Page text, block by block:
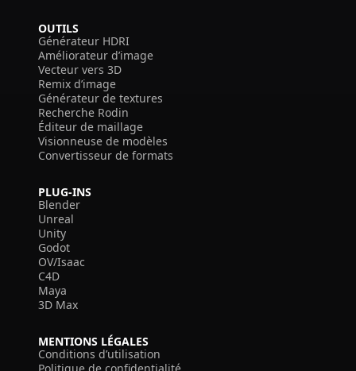
OUTILS
Générateur HDRI
Améliorateur d’image
Vecteur vers 3D
Remix d’image
Générateur de textures
Recherche Rodin
Éditeur de maillage
Visionneuse de modèles
Convertisseur de formats
PLUG-INS
Blender
Unreal
Unity
Godot
OV/Isaac
C4D
Maya
3D Max
MENTIONS LÉGALES
Conditions d’utilisation